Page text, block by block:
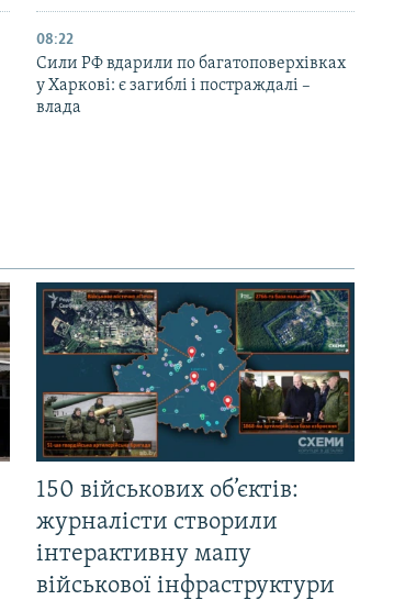
08:22
Сили РФ вдарили по багатоповерхівках
у Харкові: є загиблі і постраждалі –
влада
150 військових об’єктів:
журналісти створили
інтерактивну мапу
військової інфраструктури